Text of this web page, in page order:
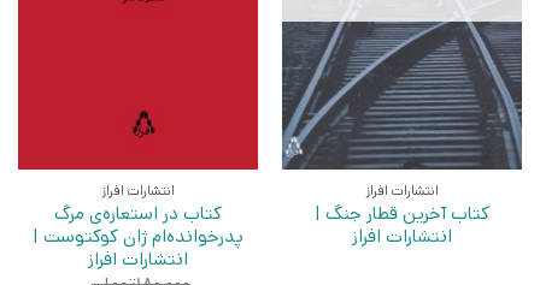
انتشارات افراز
کتاب آخرین قطار جنگ |
انتشارات افراز
انتشارات افراز
کتاب در استعاره‌ی مرگ
پدرخوانده‌ام ژان کوکتوست |
انتشارات افراز